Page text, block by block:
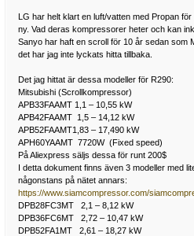
LG har helt klart en luft/vatten med Propan
ny. Vad deras kompressorer heter och kan
Sanyo har haft en scroll för 10 år sedan som
det har jag inte lyckats hitta tillbaka.
Det jag hittat är dessa modeller för R290:
Mitsubishi (Scrollkompressor)
APB33FAAMT 1,1 – 10,55 kW
APB42FAAMT 1,5 – 14,12 kW
APB52FAAMT1,83 – 17,490 kW
APH60YAAMT 7720W (Fixed speed)
På Aliexpress säljs dessa för runt 200$
I detta dokument finns även 3 modeller med
någonstans på nätet annars:
https://www.siamcompressor.com/
DPB28FC3MT 2,1 – 8,12 kW
DPB36FC6MT 2,72 – 10,47 kW
DPB52FA1MT 2,61 – 18,27 kW